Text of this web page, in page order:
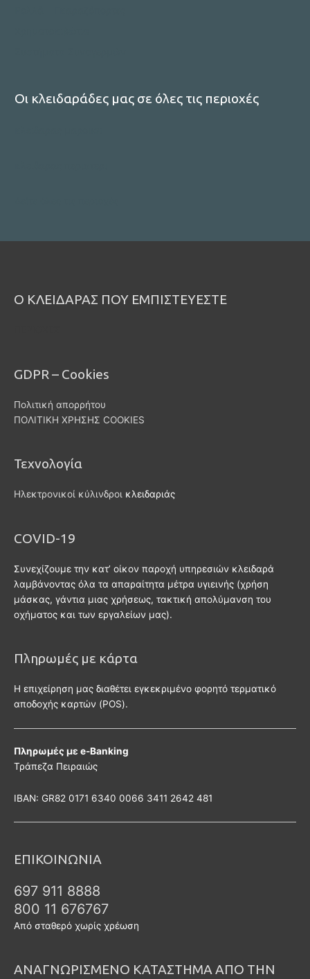
Οι κλειδαράδες μας σε όλες τις περιοχές
Ο ΚΛΕΙΔΑΡΑΣ ΠΟΥ ΕΜΠΙΣΤΕΥΕΣΤΕ
GDPR – Cookies
Πολιτική απορρήτου
ΠΟΛΙΤΙΚΗ ΧΡΗΣΗΣ COOKIES
Τεχνολογία
Ηλεκτρονικοί κύλινδροι κλειδαριάς
COVID-19
Συνεχίζουμε την κατ’ οίκον παροχή υπηρεσιών κλειδαρά
λαμβάνοντας όλα τα απαραίτητα μέτρα υγιεινής (χρήση
μάσκας, γάντια μιας χρήσεως, τακτική απολύμανση του
οχήματος και των εργαλείων μας).
Πληρωμές με κάρτα
Η επιχείρηση μας διαθέτει εγκεκριμένο φορητό τερματικό
αποδοχής καρτών (POS).
Πληρωμές με e-Banking
Τράπεζα Πειραιώς
ΙΒΑΝ: GR82 0171 6340 0066 3411 2642 481
ΕΠΙΚΟΙΝΩΝΙΑ
697 911 8888
800 11 676767
Από σταθερό χωρίς χρέωση
ΑΝΑΓΝΩΡΙΣΜΕΝΟ ΚΑΤΑΣΤΗΜΑ ΑΠΟ ΤΗΝ